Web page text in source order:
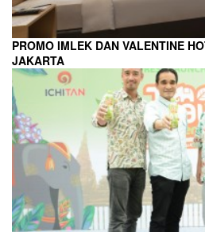
PROMO IMLEK DAN VALENTINE
JAKARTA